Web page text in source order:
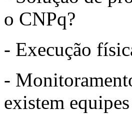
o CNPq?
- Execução
-
existem